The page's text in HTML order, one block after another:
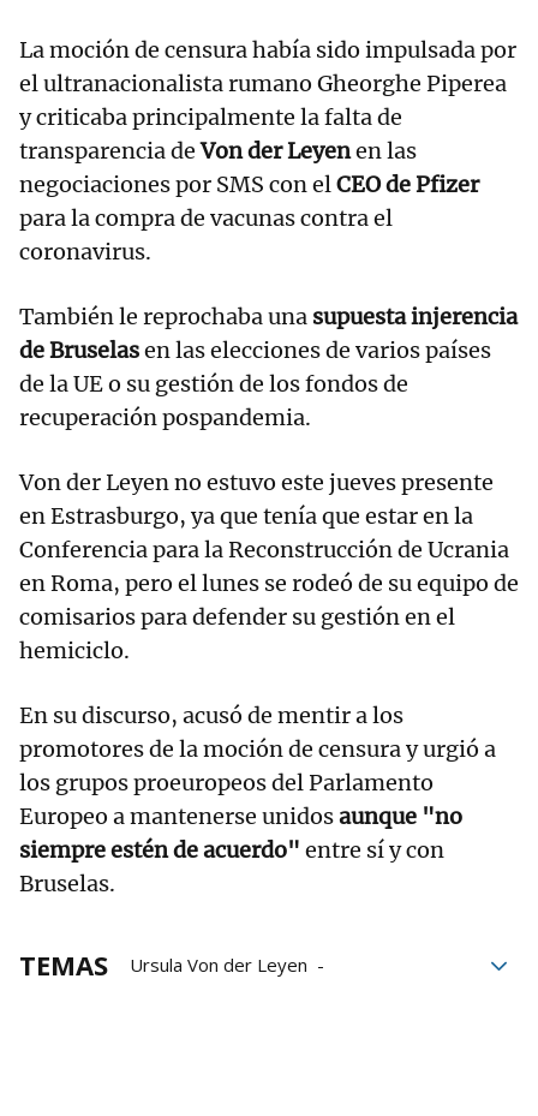
La moción de censura había sido impulsada por
el ultranacionalista rumano Gheorghe Piperea
y criticaba principalmente la falta de
transparencia deVon der Leyenen las
negociaciones por SMS con elCEO de Pfizer
para la compra de vacunas contra el
coronavirus.
También le reprochaba una supuesta injerencia
de Bruselasen las elecciones de varios países
de la UE o su gestión de los fondos de
recuperación pospandemia.
Von der Leyen no estuvo este jueves presente
en Estrasburgo, ya que tenía que estar en la
Conferencia para la Reconstrucción de Ucrania
en Roma, pero el lunes se rodeó de su equipo de
comisarios para defender su gestión en el
hemiciclo.
En su discurso, acusó de mentir a los
promotores de la moción de censura y urgió a
los grupos proeuropeos del Parlamento
Europeo a mantenerse unidosaunque "no
siempre estén de acuerdo" entre sí y con
Bruselas.
TEMAS
Ursula Von der Leyen